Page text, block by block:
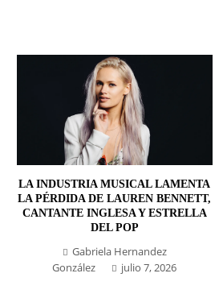
LA INDUSTRIA MUSICAL LAMENTA
LA PÉRDIDA DE LAUREN BENNETT,
CANTANTE INGLESA Y ESTRELLA
DEL POP
Gabriela Hernandez
González
julio 7, 2026